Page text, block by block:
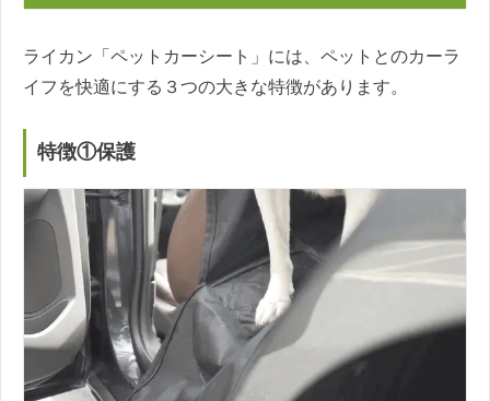
ライカン「ペットカーシート」には、ペットとのカーラ
イフを快適にする３つの大きな特徴があります。
特徴①保護